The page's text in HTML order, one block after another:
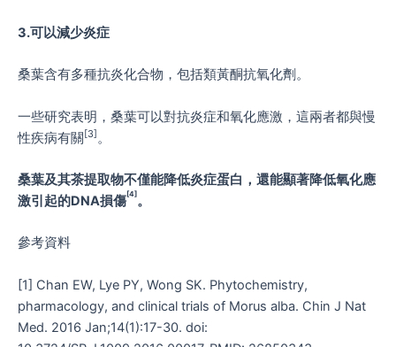
3.可以減少炎症
桑葉含有多種抗炎化合物，包括類黃酮抗氧化劑。
一些研究表明，桑葉可以對抗炎症和氧化應激，這兩者都與慢
性疾病有關 [3] 。
桑葉及其茶提取物不僅能降低炎症蛋白，還能顯著降低氧化應
激引起的DNA損傷[4]。
參考資料
[1] Chan EW, Lye PY, Wong SK. Phytochemistry,
pharmacology, and clinical trials of Morus alba. Chin J Nat
Med. 2016 Jan;14(1):17-30. doi: